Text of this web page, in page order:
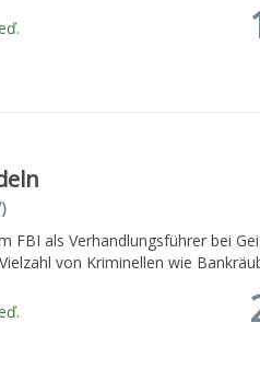
FBI als Verhandlungsführer bei
von Kriminellen wie